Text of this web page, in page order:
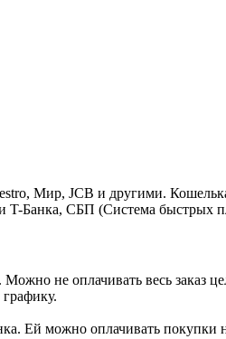
Мир, JCB и другими.
Банка, СБП (Система быстрых
не оплачивать весь заказ
Ей можно оплачивать